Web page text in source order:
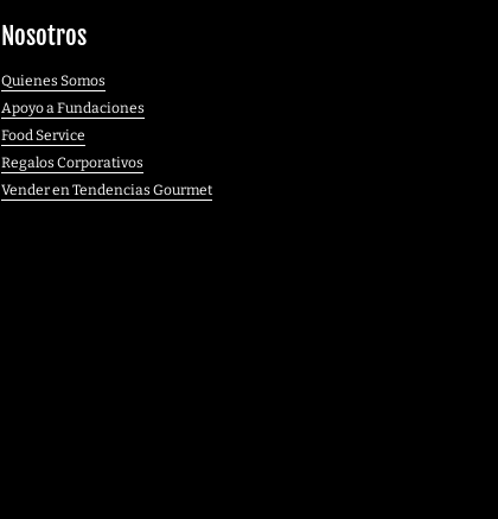
Nosotros
Quienes Somos
Apoyo a Fundaciones
Food Service
Regalos Corporativos
Vender en Tendencias Gourmet